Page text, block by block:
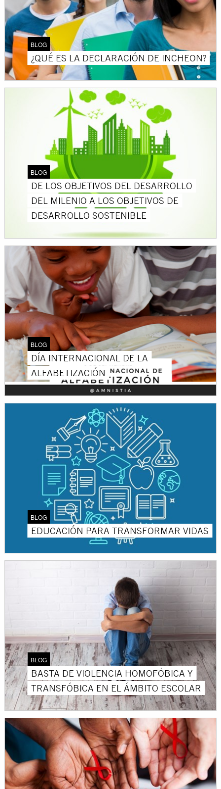
BLOG
¿QUÉ ES LA DECLARACIÓN DE INCHEON?
BLOG
DE LOS OBJETIVOS DEL DESARROLLO
DEL MILENIO A LOS OBJETIVOS DE
DESARROLLO SOSTENIBLE
BLOG
DÍA INTERNACIONAL DE LA
ALFABETIZACIÓN
BLOG
EDUCACIÓN PARA TRANSFORMAR VIDAS
BLOG
BASTA DE VIOLENCIA HOMOFÓBICA Y
TRANSFÓBICA EN EL ÁMBITO ESCOLAR